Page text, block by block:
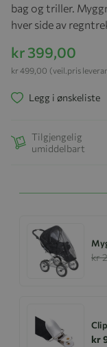
bag og triller.
hver side av
kr 399,00
(veil.pris
kr 499,00
Legg i ønskeliste
Tilgjengelig
umiddelbart
kr
kr